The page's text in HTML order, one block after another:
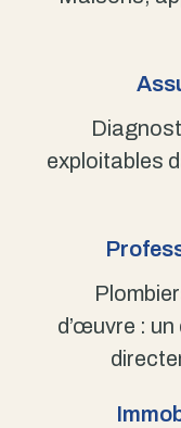
exploitables
d’œuvre :